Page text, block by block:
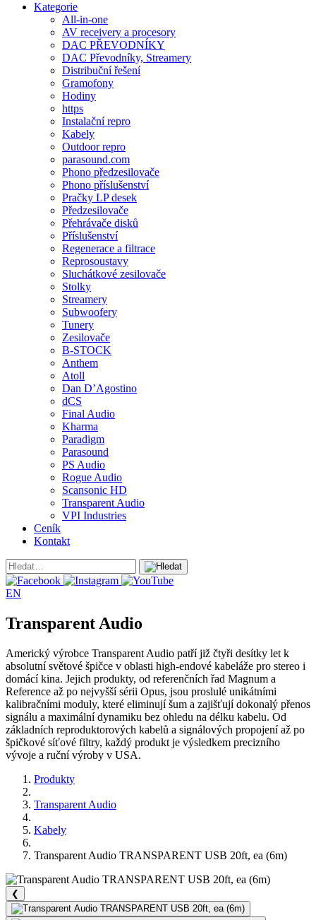
Kategorie
All-in-one
AV receivery a procesory
DAC PŘEVODNÍKY
DAC Převodníky, Streamery
Distribuční řešení
Gramofony
Hodiny
https
Instalační repro
Kabely
Outdoor repro
parasound.com
Phono předzesilovače
Phono příslušenství
Pračky LP desek
Předzesilovače
Přehrávače disků
Příslušenství
Regenerace a filtrace
Reprosoustavy
Sluchátkové zesilovače
Stolky
Streamery
Subwoofery
Tunery
Zesilovače
B-STOCK
Anthem
Atoll
Dan D’Agostino
dCS
Final Audio
Kharma
Paradigm
Parasound
PS Audio
Rogue Audio
Scansonic HD
Transparent Audio
VPI Industries
Ceník
Kontakt
EN
Transparent Audio
Americký výrobce Transparent Audio patří již čtyři desítky let k
absolutní světové špičce v oblasti high-endové kabeláže pro stereo i
domácí kina. Jejich produkty, od referenčních řad Magnum a
Reference až po nejvyšší sérii Opus, jsou proslulé unikátními
kalibračními moduly, které eliminují šum a zajišťují dokonalý přenos
signálu a maximální dynamiku bez ohledu na délku kabelu. Od
základních reproduktorových kabelů a signálových propojení až po
špičkové síťové filtry, každý produkt je výsledkem precizního
vývoje a ruční výroby v USA.
Produkty
Transparent Audio
Kabely
Transparent Audio TRANSPARENT USB 20ft, ea (6m)
❮